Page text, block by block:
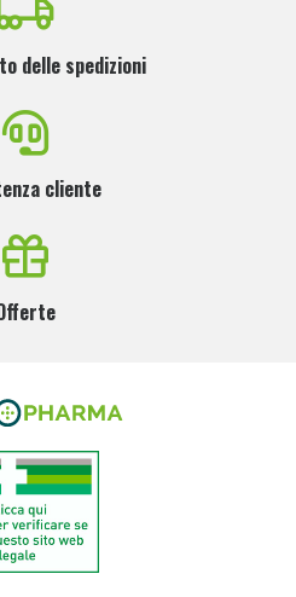
delle spedizioni
cliente